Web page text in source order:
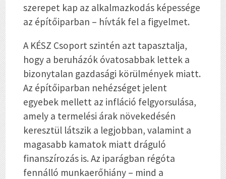
szerepet kap az alkalmazkodás képessége
az építőiparban – hívták fel a figyelmet.
A KÉSZ Csoport szintén azt tapasztalja,
hogy a beruházók óvatosabbak lettek a
bizonytalan gazdasági körülmények miatt.
Az építőiparban nehézséget jelent
egyebek mellett az infláció felgyorsulása,
amely a termelési árak növekedésén
keresztül látszik a legjobban, valamint a
magasabb kamatok miatt dráguló
finanszírozás is. Az iparágban régóta
fennálló munkaerőhiány – mind a